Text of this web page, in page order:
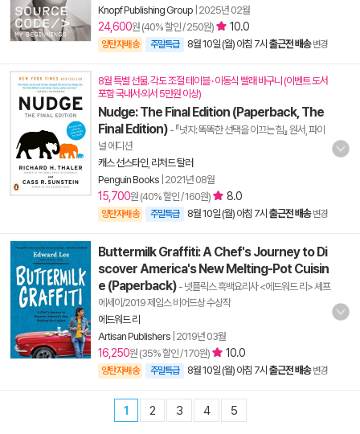
Knopf Publishing Group 2025년 02월
24,600원 (40% 할인 / 250원) 10.0
양탄자배송 주말특급 8월 10일 (월) 아침 7시 출근전 배송 변경
8월 특별 선물. 각도 조절 테이블 · 이동식 빨래 바구니 (이벤트 도서
포함 국내서·외서 5만원 이상)
Nudge: The Final Edition (Paperback, The
Final Edition) - 『넛지: 똑똑한 선택을 이끄는 힘』 원서, 파이
널 에디션
캐스 선스타인 리처드 탈러
Penguin Books 2021년 08월
15,700원 (40% 할인 / 160원) 8.0
양탄자배송 주말특급 8월 10일 (월) 아침 7시 출근전 배송 변경
Buttermilk Graffiti: A Chef's Journey to Di
scover America's New Melting-Pot Cuisin
e (Paperback) - 넷플릭스 흑백요리사 <에드워드 리> 셰프
에세이/2019 제임스 비어드상 수상작
에드워드 리
Artisan Publishers 2019년 03월
16,250원 (35% 할인 / 170원) 10.0
양탄자배송 주말특급 8월 10일 (월) 아침 7시 출근전 배송 변경
1 2 3 4 5